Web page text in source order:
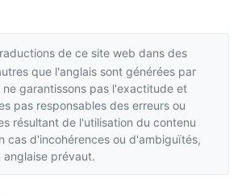
de ce site web dans des
que l'anglais sont générées par
ne garantissons pas l'exactitude et
pas responsables des erreurs ou
résultant de l'utilisation du contenu
cas d'incohérences ou d'ambiguïtés,
anglaise prévaut.